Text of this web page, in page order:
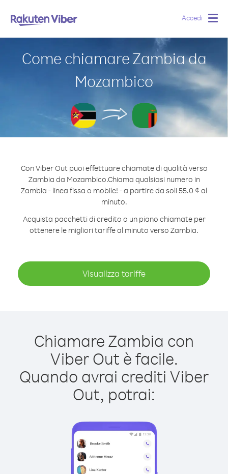
Accedi
Come chiamare Zambia da
Mozambico
Con Viber Out puoi effettuare chiamate di qualità verso
Zambia da Mozambico.Chiama qualsiasi numero in
Zambia - linea fissa o mobile! - a partire da soli 55.0 ¢ al
minuto.
Acquista pacchetti di credito o un piano chiamate per
ottenere le migliori tariffe al minuto verso Zambia.
Visualizza tariffe
Chiamare Zambia con
Viber Out è facile.
Quando avrai crediti Viber
Out, potrai: